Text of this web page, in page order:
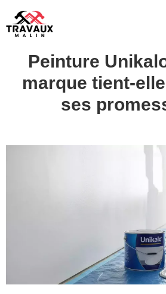
Peinture
marque tient-
ses